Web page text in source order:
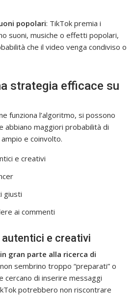
popolari: TikTok premia i
suoni, musiche o effetti popolari,
che il video venga condiviso o
strategia efficace su
funziona l’algoritmo, si possono
abbiano maggiori probabilità di
e coinvolto.
e creativi
giusti
ai commenti
e creativi
gran parte alla ricerca di
sembrino troppo “preparati” o
cercano di inserire messaggi
potrebbero non riscontrare